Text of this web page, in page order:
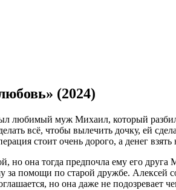
(2024)
муж Михаил, который
всё, чтобы вылечить дочку, ей
стоит очень дорого, а денег взять
она тогда предпочла ему его
помощи по старой дружбе. Алексей
но она даже не подозревает